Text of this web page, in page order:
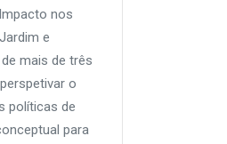
nos
e
mais de três
o
políticas de
para